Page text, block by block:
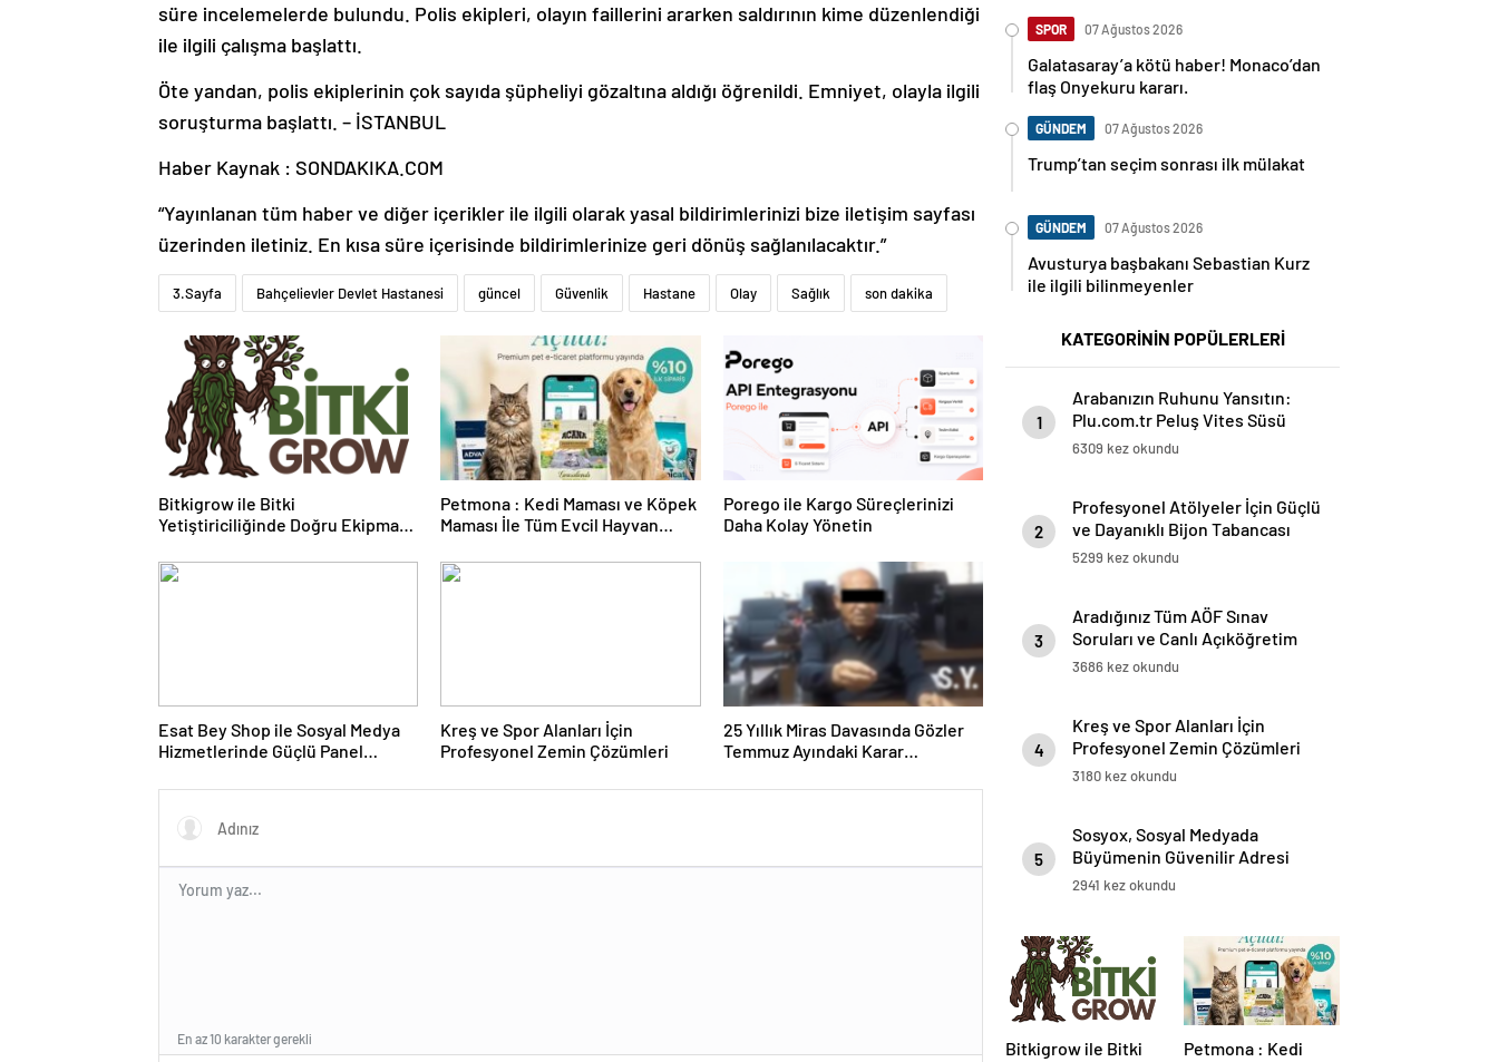
süre incelemelerde bulundu. Polis ekipleri, olayın faillerini ararken saldırının kime düzenlendiği
ile ilgili çalışma başlattı.
Öte yandan, polis ekiplerinin çok sayıda şüpheliyi gözaltına aldığı öğrenildi. Emniyet, olayla ilgili
soruşturma başlattı. – İSTANBUL
Haber Kaynak : SONDAKIKA.COM
“Yayınlanan tüm haber ve diğer içerikler ile ilgili olarak yasal bildirimlerinizi bize iletişim sayfası
üzerinden iletiniz. En kısa süre içerisinde bildirimlerinize geri dönüş sağlanılacaktır.”
3.Sayfa Bahçelievler Devlet Hastanesi güncel Güvenlik Hastane Olay Sağlık son dakika
Bitkigrow ile Bitki
Yetiştiriciliğinde Doğru Ekipman
Petmona : Kedi Maması ve Köpek
Maması İle Tüm Evcil Hayvan
Porego ile Kargo Süreçlerinizi
Daha Kolay Yönetin
Esat Bey Shop ile Sosyal Medya
Hizmetlerinde Güçlü Panel
Kreş ve Spor Alanları İçin
Profesyonel Zemin Çözümleri
25 Yıllık Miras Davasında Gözler
Temmuz Ayındaki Karar
En az 10 karakter gerekli
SPOR 07 Ağustos 2026
Galatasaray’a kötü haber! Monaco’dan
flaş Onyekuru kararı.
GÜNDEM 07 Ağustos 2026
Trump’tan seçim sonrası ilk mülakat
GÜNDEM 07 Ağustos 2026
Avusturya başbakanı Sebastian Kurz
ile ilgili bilinmeyenler
KATEGORİNİN POPÜLERLERİ
1
Arabanızın Ruhunu Yansıtın:
Plu.com.tr Peluş Vites Süsü
Modelleri
6309 kez okundu
2
Profesyonel Atölyeler İçin Güçlü
ve Dayanıklı Bijon Tabancası
Çözümleri
5299 kez okundu
3
Aradığınız Tüm AÖF Sınav
Soruları ve Canlı Açıköğretim
Forumu Burada
3686 kez okundu
4
Kreş ve Spor Alanları İçin
Profesyonel Zemin Çözümleri
3180 kez okundu
5
Sosyox, Sosyal Medyada
Büyümenin Güvenilir Adresi
Olarak Öne Çıkıyor
2941 kez okundu
Bitkigrow ile Bitki
Petmona : Kedi